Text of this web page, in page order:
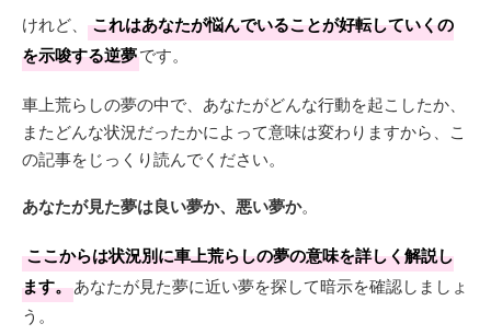
けれど、
これはあなたが悩んでいることが好転していくの
を示唆する逆夢です。
車上荒らしの夢の中で、あなたがどんな行動を起こしたか、
またどんな状況だったかによって意味は変わりますから、こ
の記事をじっくり読んでください。
あなたが見た夢は良い夢か、悪い夢か。
ここからは状況別に車上荒らしの夢の意味を詳しく解説し
ます。あなたが見た夢に近い夢を探して暗示を確認しましょ
う。